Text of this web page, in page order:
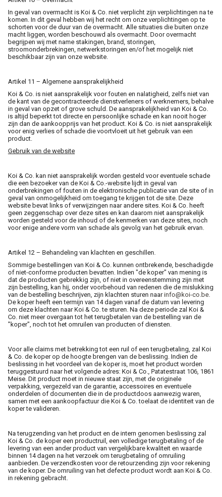
In geval van overmacht is Koi & Co. niet verplicht zijn verplichtingen na te
komen. In dit geval hebben wij het recht om onze verplichtingen op te
schorten voor de duur van de overmacht. Alle situaties die buiten onze
macht liggen, worden beschouwd als overmacht. Door overmacht
begrijpen wij met name stakingen, brand, storingen,
stroomonderbrekingen, netwerkstoringen en/of het mogelijk niet
beschikbaar zijn van onze website.
Artikel 11 – Algemene aansprakelijkheid
Koi & Co. is niet aansprakelijk voor fouten en nalatigheid, zelfs niet van
de kant van de gecontracteerde dienstverleners of werknemers, behalve
in geval van opzet of grove schuld. De aansprakelijkheid van Koi & Co.
is altijd beperkt tot directe en persoonlijke schade en kan nooit hoger
zijn dan de aankoopprijs van het product. Koi & Co. is niet aansprakelijk
voor enig verlies of schade die voortvloeit uit het gebruik van een
product.
Gebruik van de website
Koi & Co. kan niet aansprakelijk worden gesteld voor eventuele schade
die een bezoeker van de Koi & Co.-website lijdt in geval van
onderbrekingen of fouten in de elektronische publicatie van de site of in
geval van onmogelijkheid om toegang te krijgen tot de site. Deze
website bevat links of verwijzingen naar andere sites. Koi & Co. heeft
geen zeggenschap over deze sites en kan daarom niet aansprakelijk
worden gesteld voor de inhoud of de kenmerken van deze sites, noch
voor enige andere vorm van schade als gevolg van het gebruik ervan.
Artikel 12 – Behandeling van klachten en geschillen.
Sommige bestellingen van Koi & Co. kunnen ontbrekende, beschadigde
of niet-conforme producten bevatten. Indien "de koper" van mening is
dat de producten gebrekkig zijn, of niet in overeenstemming zijn met
zijn bestelling, kan hij, onder voorbehoud van redenen die de mislukking
van de bestelling beschrijven, zijn klachten sturen naarinfo@koi-co.be.
De koper heeft een termijn van 14 dagen vanaf de datum van levering
om deze klachten naar Koi & Co. te sturen. Na deze periode zal Koi &
Co. niet meer overgaan tot het terugbetalen van de bestelling van de
"koper", noch tot het omruilen van producten of diensten.
Voor alle claims met betrekking tot een ruil of een terugbetaling, zal Koi
& Co. de koper op de hoogte brengen van de beslissing. Indien de
beslissing in het voordeel van de koper is, moet het product worden
teruggestuurd naar het volgende adres: Koi & Co., Patatestraat 106, 1861
Meise. Dit product moet in nieuwe staat zijn, met de originele
verpakking, vergezeld van de garantie, accessoires en eventuele
onderdelen of documenten die in de productdoos aanwezig waren,
samen met een aankoopfactuur die Koi & Co. toelaat de identiteit van de
koper te valideren.
Na terugzending van het product en de intern genomen beslissing zal
Koi & Co. de koper een productruil, een volledige terugbetaling of de
levering van een ander product van vergelijkbare kwaliteit en waarde
binnen 14 dagen na het verzoek om terugbetaling of omruiling
aanbieden. De verzendkosten voor de retourzending zijn voor rekening
van de koper. De omruiling van het defecte product wordt aan Koi & Co.
in rekening gebracht.